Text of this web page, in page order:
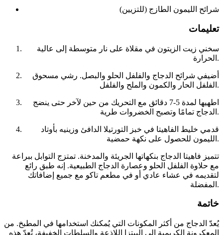
شرائح الليمون الطازج (للتزيين)
تعليمات
سخني زيت الزيتون في مقلاة على نار متوسطة إلى عالية
الحرارة.
أضيفي شرائح الدجاج والفلفل الحلو والبصل. رشي مسحوق
الفلفل الحار والكمون والملح والفلفل.
اطهيها لمدة 5-7 دقائق مع التحريك من حين لآخر حتى ينضج
الدجاج تمامًا وتصبح الخضروات طرية.
قدمي خليط الفاهيتا في خبز التورتيلا الدافئ وزينيه بأوتاد
الليمون للحصول على نكهة حمضية.
تتميز فاهيتا الدجاج بنكهاتها الجريئة والمدخنة. تمتزج التوابل ببراعة
مع حلاوة الفلفل الحلو وعصارة الدجاج الطبيعية. إنه طبق رائع
لتقديمه في عشاء عادي أو في مطعم تاكو مع جميع إضافاتك
المفضلة.
خاتمة
يُعدّ الدجاج من أكثر المكونات التي يُمكنك استخدامها في المطبخ. من
المعكرونة الكريمية إلى البيتزا اللاذعة والسلطات الخفيفة، تُعدّ هذه